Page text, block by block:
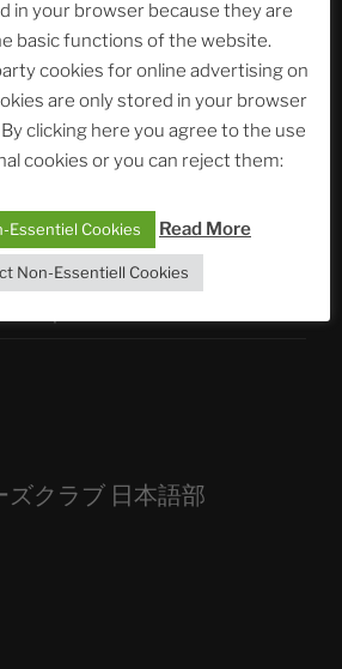
Expanding Horizons
Pt.7 🌰 | feat. Tommy,
ズクラブ 日本語部
in your browser because they are
basic functions of the website.
cookies for online advertising on
are only stored in your browser
clicking here you agree to the use
cookies or you can reject them:
Essentiel Cookies Read More
Non-Essentiell Cookies